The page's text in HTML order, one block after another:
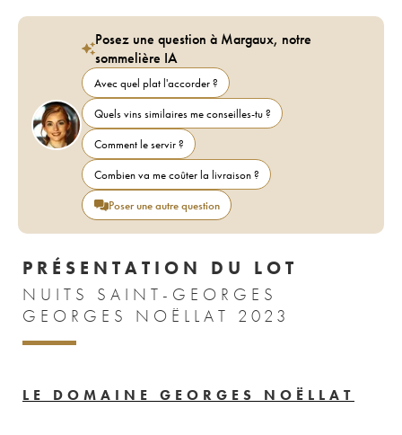
Posez une question à Margaux, notre
sommelière IA
Avec quel plat l'accorder ?
Quels vins similaires me conseilles-tu ?
Comment le servir ?
Combien va me coûter la livraison ?
Poser une autre question
PRÉSENTATION DU LOT
NUITS SAINT-GEORGES
GEORGES NOËLLAT 2023
LE DOMAINE GEORGES NOËLLAT